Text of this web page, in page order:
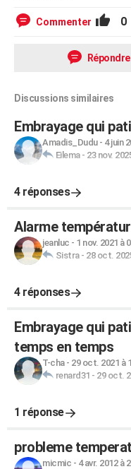
Commenter 0
Répondre
Discussions similaires
Embrayage qui
Amadis_Dudu- 4 juin
Eilema- 23 nov.
4 réponses
Alarme
jeanluc - 1 nov. 2021 à
Sistra- 28 oct.
4 réponses
Embrayage qui
temps en temps
T-cha- 29 oct. 2021 à
renard31 - 29 oct.
1 réponse
probleme
micmic - 4 avr. 2012 à